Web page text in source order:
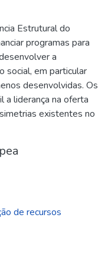
Estrutural do
programas para
a
social, em particular
desenvolvidas. Os
a liderança na oferta
existentes no
de recursos